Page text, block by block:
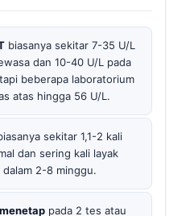
biasanya sekitar 7-35 U/L
dan 10-40 U/L pada
beberapa laboratorium
atas hingga 56 U/L.
sekitar 1,1-2 kali
dan sering kali layak
2-8 minggu.
pada 2 tes atau